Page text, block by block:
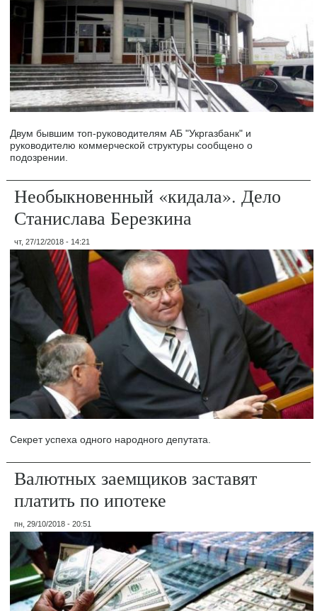
Двум бывшим топ-руководителям АБ "Укргазбанк" и
руководителю коммерческой структуры сообщено о
подозрении.
Необыкновенный «кидала». Дело
Станислава Березкина
чт, 27/12/2018 - 14:21
Секрет успеха одного народного депутата.
Валютных заемщиков заставят
платить по ипотеке
пн, 29/10/2018 - 20:51